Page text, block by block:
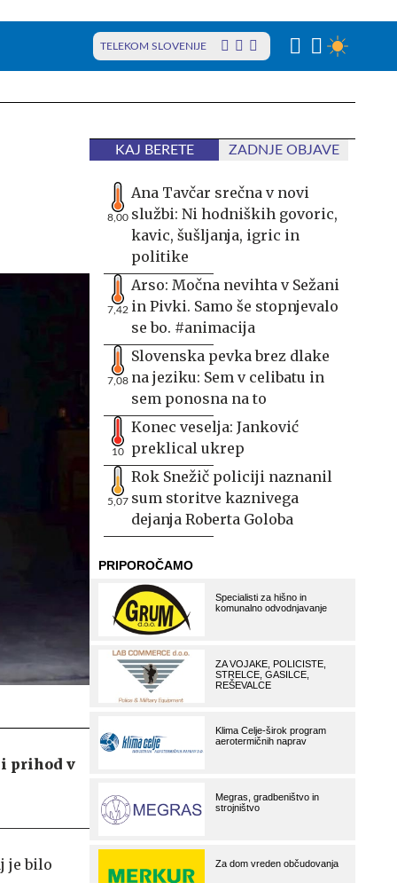
TELEKOM SLOVENIJE
prihod v
je bilo
KAJ BERETE ZADNJE OBJAVE
8,00
Ana Tavčar srečna v novi
službi: Ni hodniških govoric,
kavic, šušljanja, igric in
politike
7,42
Arso: Močna nevihta v Sežani
in Pivki. Samo še stopnjevalo
se bo. #animacija
7,08
Slovenska pevka brez dlake
na jeziku: Sem v celibatu in
sem ponosna na to
10
Konec veselja: Janković
preklical ukrep
5,07
Rok Snežič policiji naznanil
sum storitve kaznivega
dejanja Roberta Goloba